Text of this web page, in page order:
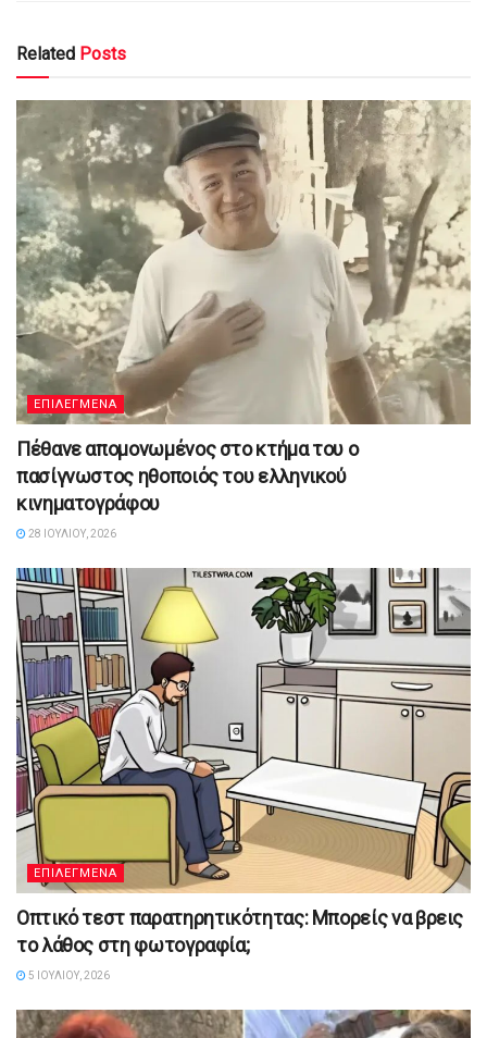
Related Posts
ΕΠΙΛΕΓΜΕΝΑ
Πέθανε απομονωμένος στο κτήμα του ο
πασίγνωστος ηθοποιός του ελληνικού
κινηματογράφου
28 ΙΟΥΛΊΟΥ, 2026
ΕΠΙΛΕΓΜΕΝΑ
Οπτικό τεστ παρατηρητικότητας: Μπορείς να βρεις
το λάθος στη φωτογραφία;
5 ΙΟΥΛΊΟΥ, 2026